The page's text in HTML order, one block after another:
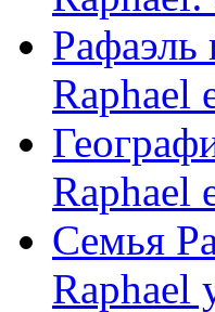
Raphael
Raphael
Семья
Raphael